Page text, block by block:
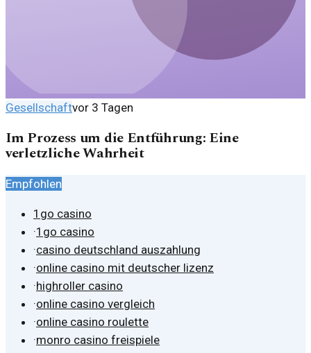
Gesellschaftvor 3 Tagen
Im Prozess um die Entführung: Eine
verletzliche Wahrheit
Empfohlen
1go casino
·1go casino
·casino deutschland auszahlung
·online casino mit deutscher lizenz
·highroller casino
·online casino vergleich
·online casino roulette
·monro casino freispiele